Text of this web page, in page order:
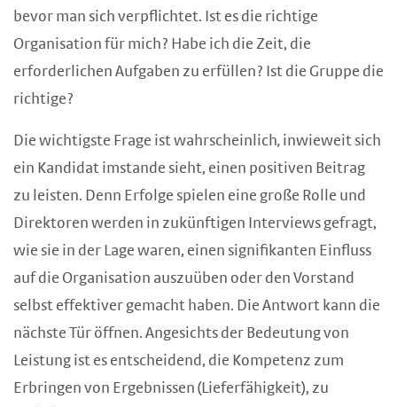
bevor man sich verpflichtet. Ist es die richtige
Organisation für mich? Habe ich die Zeit, die
erforderlichen Aufgaben zu erfüllen? Ist die Gruppe die
richtige?
Die wichtigste Frage ist wahrscheinlich, inwieweit sich
ein Kandidat imstande sieht, einen positiven Beitrag
zu leisten. Denn Erfolge spielen eine große Rolle und
Direktoren werden in zukünftigen Interviews gefragt,
wie sie in der Lage waren, einen signifikanten Einfluss
auf die Organisation auszuüben oder den Vorstand
selbst effektiver gemacht haben. Die Antwort kann die
nächste Tür öffnen. Angesichts der Bedeutung von
Leistung ist es entscheidend, die Kompetenz zum
Erbringen von Ergebnissen (Lieferfähigkeit), zu